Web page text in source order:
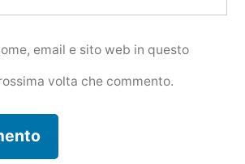
email e sito web in questo
volta che commento.